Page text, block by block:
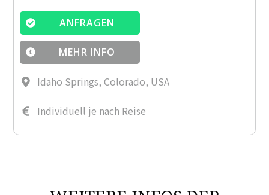
ANFRAGEN
MEHR INFO
Idaho Springs, Colorado, USA
Individuell je nach Reise